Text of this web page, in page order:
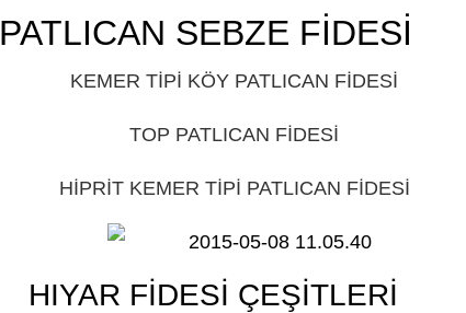
PATLICAN SEBZE FİDESİ
KEMER TİPİ KÖY PATLICAN FİDESİ
TOP PATLICAN FİDESİ
HİPRİT KEMER TİPİ PATLICAN FİDESİ
HIYAR FİDESİ ÇEŞİTLERİ